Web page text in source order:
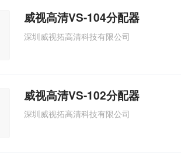
威视高清VS-104分配器
深圳威视拓高清科技有限公司
威视高清VS-102分配器
深圳威视拓高清科技有限公司